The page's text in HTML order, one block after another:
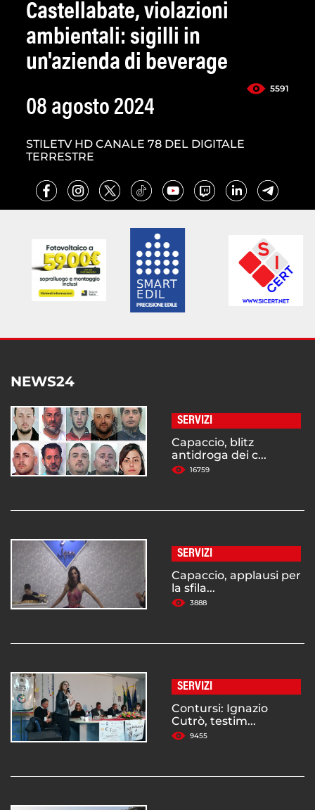
Castellabate, violazioni
ambientali: sigilli in
un'azienda di beverage
5591
08 agosto 2024
STILETV HD CANALE 78 DEL DIGITALE
TERRESTRE
NEWS24
SERVIZI
Capaccio, blitz
antidroga dei c...
16759
SERVIZI
Capaccio, applausi per
la sfila...
3888
SERVIZI
Contursi: Ignazio
Cutrò, testim...
9455